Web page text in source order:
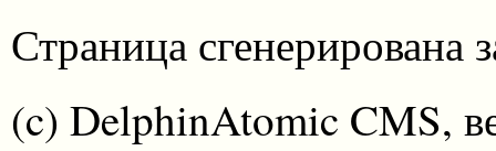
Страница сгенерирована
(c) DelphinAtomic CMS,